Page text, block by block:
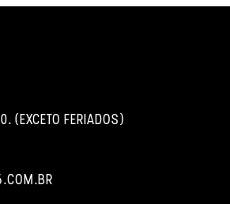
(EXCETO FERIADOS)